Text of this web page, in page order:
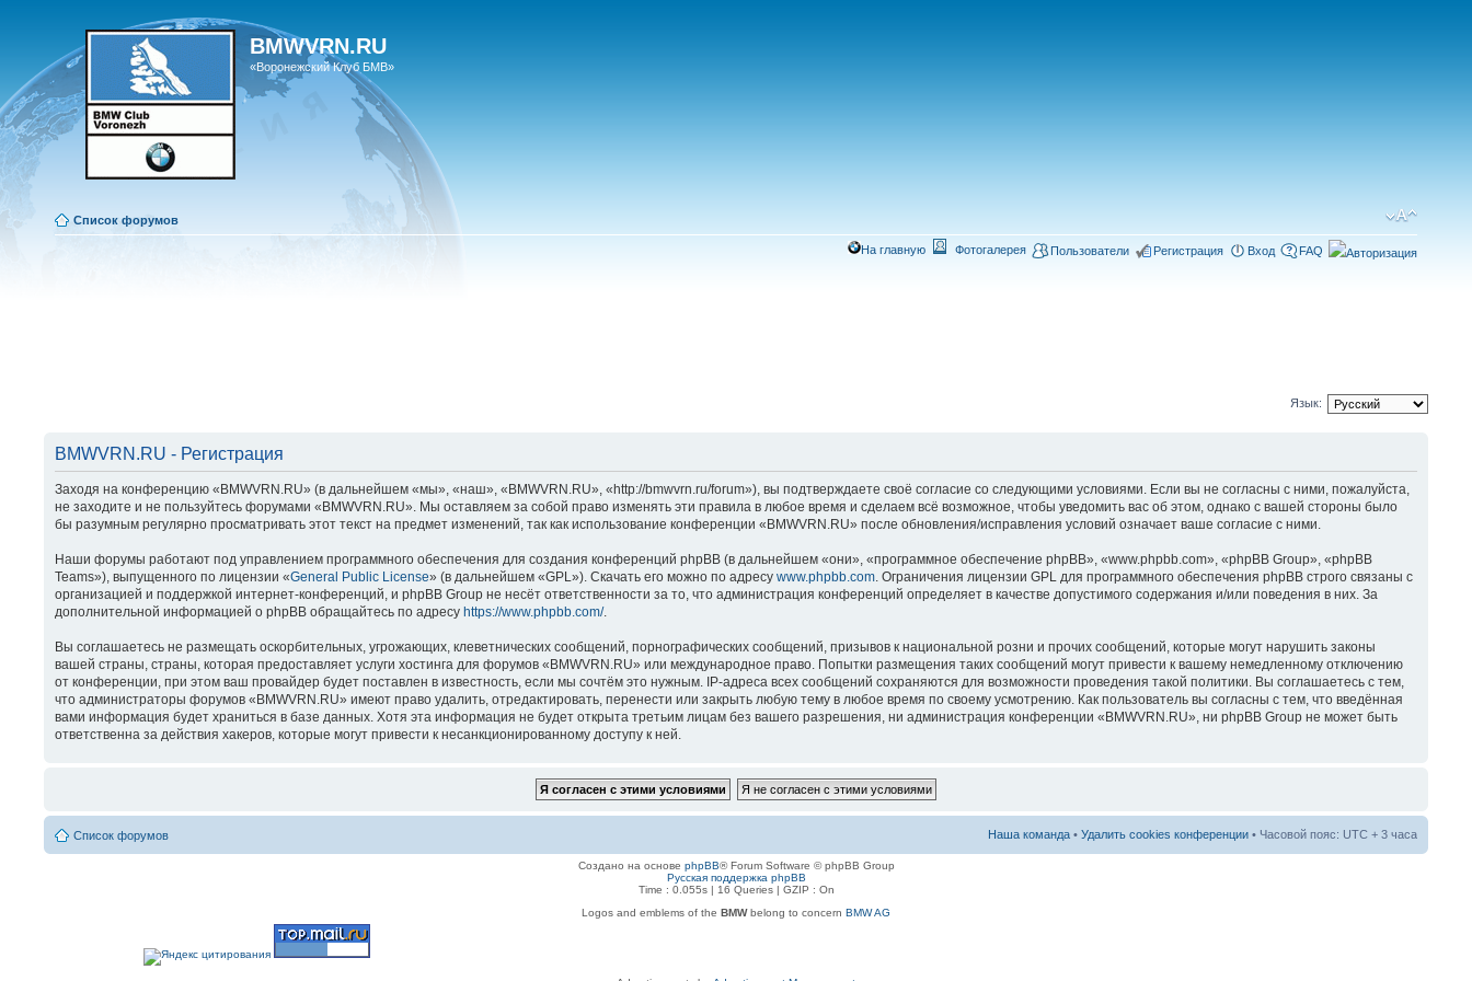
BMWVRN.RU
«Воронежский Клуб БМВ»
Список форумов
На главную Фотогалерея Пользователи Регистрация Вход FAQ
Язык:
BMWVRN.RU - Регистрация
Заходя на конференцию «BMWVRN.RU» (в дальнейшем «мы», «наш», «BMWVRN.RU», «http://bmwvrn.ru/forum»), вы подтверждаете своё согласие со следующими условиями. Если вы не согласны с ними, пожалуйста,
не заходите и не пользуйтесь форумами «BMWVRN.RU». Мы оставляем за собой право изменять эти правила в любое время и сделаем всё возможное, чтобы уведомить вас об этом, однако с вашей стороны было
бы разумным регулярно просматривать этот текст на предмет изменений, так как использование конференции «BMWVRN.RU» после обновления/исправления условий означает ваше согласие с ними.
Наши форумы работают под управлением программного обеспечения для создания конференций phpBB (в дальнейшем «они», «программное обеспечение phpBB», «www.phpbb.com», «phpBB Group», «phpBB
Teams»), выпущенного по лицензии «General Public License» (в дальнейшем «GPL»). Скачать его можно по адресу www.phpbb.com . Ограничения лицензии GPL для программного обеспечения phpBB строго связаны с
организацией и поддержкой интернет-конференций, и phpBB Group не несёт ответственности за то, что администрация конференций определяет в качестве допустимого содержания и/или поведения в них. За
дополнительной информацией о phpBB обращайтесь по адресу https://www.phpbb.com/.
Вы соглашаетесь не размещать оскорбительных, угрожающих, клеветнических сообщений, порнографических сообщений, призывов к национальной розни и прочих сообщений, которые могут нарушить законы
вашей страны, страны, которая предоставляет услуги хостинга для форумов «BMWVRN.RU» или международное право. Попытки размещения таких сообщений могут привести к вашему немедленному отключению
от конференции, при этом ваш провайдер будет поставлен в известность, если мы сочтём это нужным. IP-адреса всех сообщений сохраняются для возможности проведения такой политики. Вы соглашаетесь с тем,
что администраторы форумов «BMWVRN.RU» имеют право удалить, отредактировать, перенести или закрыть любую тему в любое время по своему усмотрению. Как пользователь вы согласны с тем, что введённая
вами информация будет храниться в базе данных. Хотя эта информация не будет открыта третьим лицам без вашего разрешения, ни администрация конференции «BMWVRN.RU», ни phpBB Group не может быть
ответственна за действия хакеров, которые могут привести к несанкционированному доступу к ней.
Список форумов Наша команда • Удалить cookies конференции • Часовой пояс: UTC + 3 часа
Создано на основе phpBB® Forum Software © phpBB Group
Русская поддержка phpBB
Time : 0.055s | 16 Queries | GZIP : On
Logos and emblems of the BMWbelong to concern BMW AG